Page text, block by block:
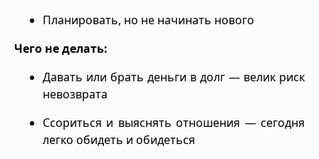
Планировать, но не начинать нового
Чего не делать:
Давать или брать деньги в долг — велик риск
невозврата
Ссориться и выяснять отношения — сегодня
легко обидеть и обидеться